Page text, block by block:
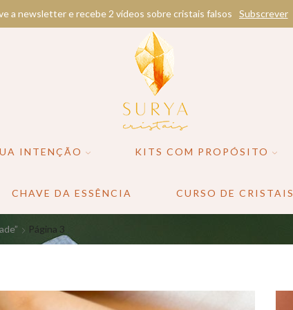
a newsletter e recebe 2 vídeos sobre cristais falsos Subscrever
INTENÇÃO KITS COM PROPÓSITO
CHAVE DA ESSÊNCIA CURSO DE CRISTAIS
Página 3